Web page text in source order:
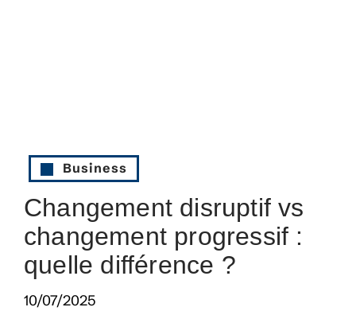
Business
Changement disruptif vs
changement progressif :
quelle différence ?
10/07/2025